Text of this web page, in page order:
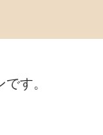
す。